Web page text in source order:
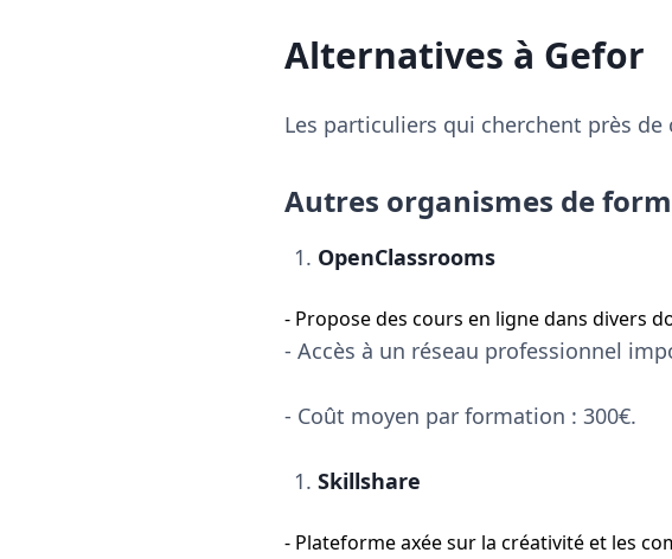
Alternatives à Gefor
Les particuliers qui cherchent près
Autres organismes de
OpenClassrooms
- Propose des cours en ligne dans divers
- Accès à un réseau professionnel
- Coût moyen par formation : 300€.
Skillshare
- Plateforme axée sur la créativité et les